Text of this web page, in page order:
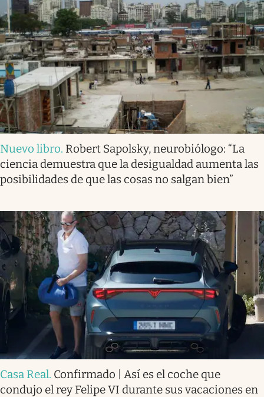
Nuevo libro. Robert Sapolsky, neurobiólogo: “La
ciencia demuestra que la desigualdad aumenta las
posibilidades de que las cosas no salgan bien”
Casa Real. Confirmado | Así es el coche que
condujo el rey Felipe VI durante sus vacaciones en